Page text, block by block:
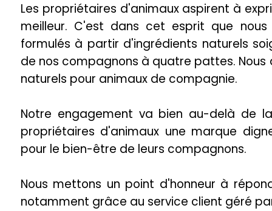
Les propriétaires d'animaux aspirent à
meilleur. C'est dans cet esprit que
formulés à partir d'ingrédients naturels
de nos compagnons à quatre pattes.
naturels pour animaux de compagnie.
Notre engagement va bien au-delà de
propriétaires d'animaux une marque
pour le bien-être de leurs compagnons.
Nous mettons un point d'honneur à
notamment grâce au service client géré